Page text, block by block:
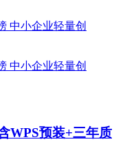
WPS预装+三年质